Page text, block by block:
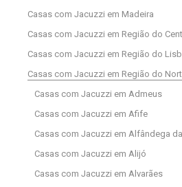
Casas com Jacuzzi em Madeira
Casas com Jacuzzi em Região do
Casas com Jacuzzi em Região do
Casas com Jacuzzi em Região do
Casas com Jacuzzi em Admeus
Casas com Jacuzzi em Afife
Casas com Jacuzzi em Alfândega
Casas com Jacuzzi em Alijó
Casas com Jacuzzi em Alvarães